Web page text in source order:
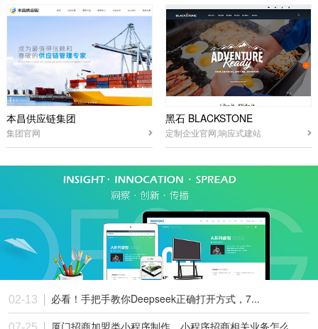
本昌供应链集团
集团官网
黑石 BLACKSTONE
定制企业官网,响应式建站
02-13 必看！手把手教你Deepseek正确打开方式，7...
厦门招商加盟类小程序制作，小程序招商相关业务怎么...